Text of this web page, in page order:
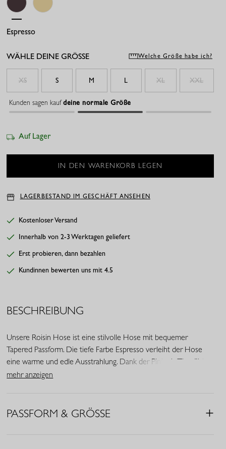
EspressoButter Yellow
WÄHLE DEINE GRÖSSE Welche Größe habe ich?
XS S M L XL XXL
Kunden sagen kaufdeine normale Größe
Auf Lager
LAGERBESTAND IM GESCHÄFT ANSEHEN
Kostenloser Versand
Innerhalb von 2-3 Werktagen geliefert
Erst probieren, dann bezahlen
Kundinnen bewerten uns mit 4.5
BESCHREIBUNG
Unsere Roisin Hose ist eine stilvolle Hose mit bequemer
Tapered Passform. Die tiefe Farbe Espresso verleiht der Hose
eine warme und edle Ausstrahlung. Dank der Pintuck-Ziernähte
und des festen Materials verbindet sie mühelos Eleganz mit
• Farbe: Espresso
mehr anzeigen
PASSFORM & GRÖSSE